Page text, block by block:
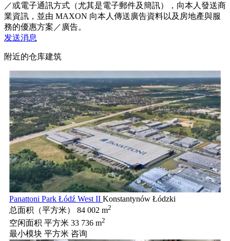
／或電子通訊方式（尤其是電子郵件及簡訊），向本人發送商
業資訊，並由 MAXON 向本人傳送廣告資料以及房地產與服
務的優惠方案／廣告。
发送消息
附近的仓库建筑
Panattoni Park Łódź West II Konstantynów Łódzki
总面积（平方米）
84 002 m2
空闲面积 平方米 33 736 m2
最小模块 平方米 咨询